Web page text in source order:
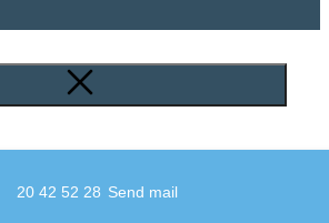
20 42 52 28 Send mail